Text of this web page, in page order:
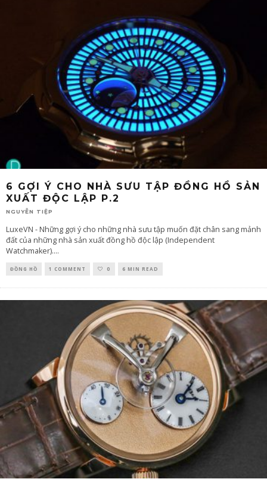
6 GỢI Ý CHO NHÀ SƯU TẬP ĐỒNG HỒ SẢN
XUẤT ĐỘC LẬP P.2
NGUYỄN TIỆP
LuxeVN - Những gợi ý cho những nhà sưu tập muốn đặt chân sang mảnh
đất của những nhà sản xuất đồng hồ độc lập (Independent
Watchmaker)....
ĐỒNG HỒ 1 COMMENT 0 6 MIN READ